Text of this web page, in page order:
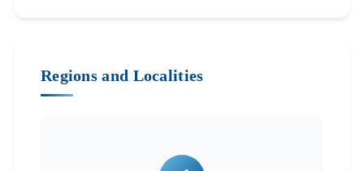
Regions and Localities